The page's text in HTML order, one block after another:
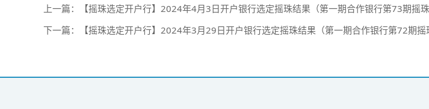
上一篇：
【摇珠选定开户行】2024年4月3日开户银行选定摇珠结果（第一期合作银行第73期摇珠会、第二
下一篇：
【摇珠选定开户行】2024年3月29日开户银行选定摇珠结果（第一期合作银行第72期摇珠会、第